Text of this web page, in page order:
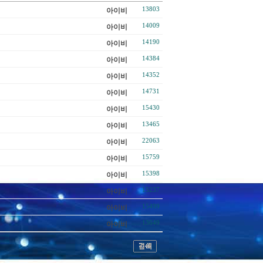
아이비 13803
아이비 14009
아이비 14190
아이비 14384
아이비 14352
아이비 14731
아이비 15430
아이비 13465
아이비 22063
아이비 15759
아이비 15398
아이비 15237
아이비 15499
아이비 13649